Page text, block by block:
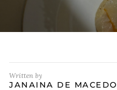
Written by
JANAINA DE MACEDO